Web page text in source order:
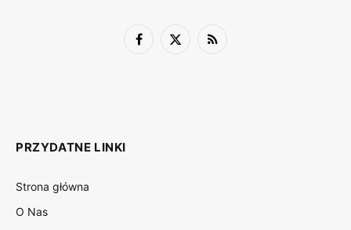
Facebook
X
RSS
PRZYDATNE LINKI
Strona główna
O Nas